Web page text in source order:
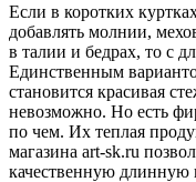
Если в коротких
добавлять молнии,
в талии и бедрах, то с
Единственным
становится красивая
невозможно. Но есть
по чем. Их теплая
магазина art-sk.ru
качественную длинную